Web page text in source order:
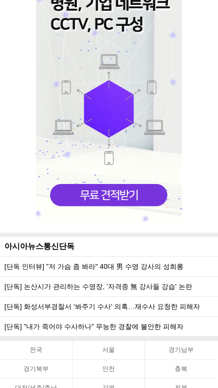
아시아뉴스통신단독
[단독 인터뷰] "저 가슴 좀 봐라" 40대 男 수영 강사의 성희롱
[단독] 논산시가 관리하는 수영장, '자격증 無 강사들 강습' 논란
[단독] 화성서부경찰서 '봐주기 수사' 의혹…재수사 요청한 피해자
[단독] "내가 죽어야 수사하나" 무능한 경찰에 불안한 피해자
전국 서울 경기남부
경기북부 인천 충북